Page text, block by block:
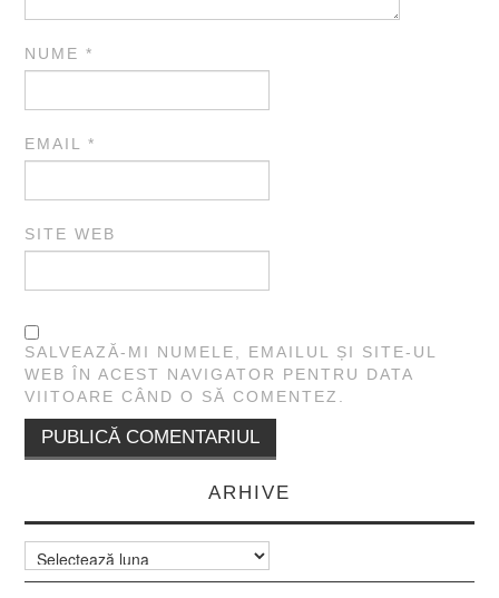
NUME*
EMAIL*
SITE WEB
SALVEAZĂ-MI NUMELE, EMAILUL ȘI SITE-UL
WEB ÎN ACEST NAVIGATOR PENTRU DATA
VIITOARE CÂND O SĂ COMENTEZ.
ARHIVE
Arhive